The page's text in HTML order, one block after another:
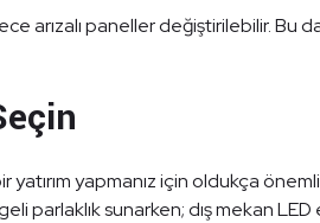
arızalı paneller değiştirilebilir. Bu
yatırım yapmanız için oldukça
parlaklık sunarken; dış mekan LED